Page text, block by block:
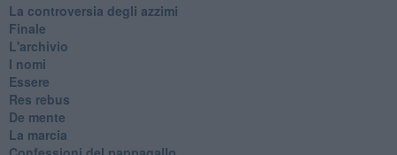
La controversia degli azzimi
Finale
L'archivio
I nomi
Essere
Res rebus
De mente
La marcia